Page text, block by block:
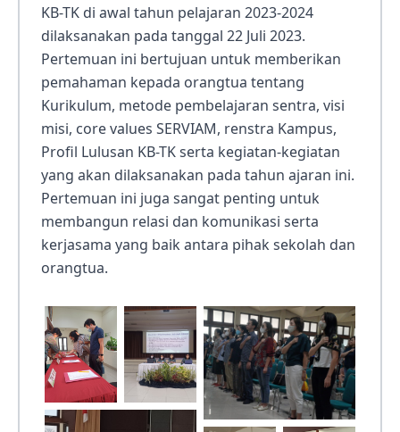
KB-TK di awal tahun pelajaran 2023-2024
dilaksanakan pada tanggal 22 Juli 2023.
Pertemuan ini bertujuan untuk memberikan
pemahaman kepada orangtua tentang
Kurikulum, metode pembelajaran sentra, visi
misi, core values SERVIAM, renstra Kampus,
Profil Lulusan KB-TK serta kegiatan-kegiatan
yang akan dilaksanakan pada tahun ajaran ini.
Pertemuan ini juga sangat penting untuk
membangun relasi dan komunikasi serta
kerjasama yang baik antara pihak sekolah dan
orangtua.